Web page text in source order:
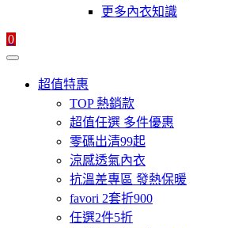
更多內衣知識
0
超值特惠
TOP 熱銷款
超值任選 多件優惠
零碼出清99起
涼感透氣內衣
抗溫差專區 發熱保暖
favori 2套折900
任選2件5折